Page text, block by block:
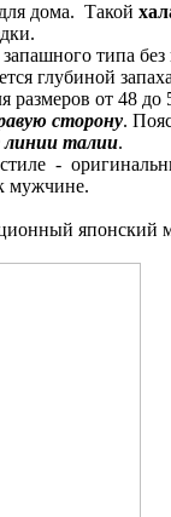
дома. Такой
типа без
глубиной
размеров от 48 до
сторону.
талии.
-
мужчине.
японский